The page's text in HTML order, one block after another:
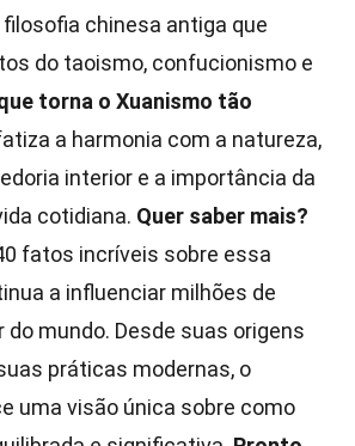
chinesa antiga que
do taoismo, confucionismo e
torna o Xuanismo tão
a harmonia com a natureza,
interior e a importância da
cotidiana. Quer saber mais?
fatos incríveis sobre essa
a influenciar milhões de
do mundo. Desde suas origens
práticas modernas, o
uma visão única sobre como